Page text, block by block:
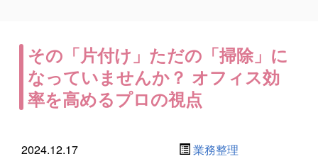
その「片付け」ただの「掃除」に
なっていませんか？ オフィス効
率を高めるプロの視点
2024.12.17 業務整理